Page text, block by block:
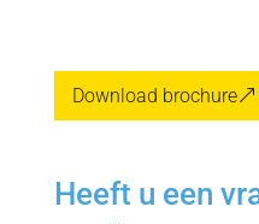
Download brochure
Heeft u een